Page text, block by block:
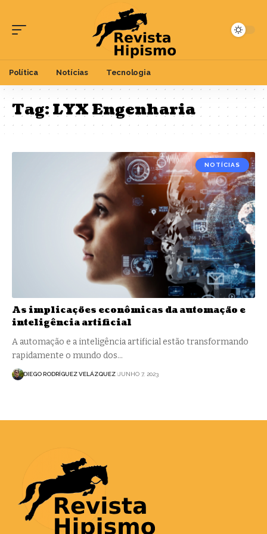
Política Notícias Tecnologia
Tag:LYX Engenharia
NOTÍCIAS
As implicações econômicas da automação e
inteligência artificial
A automação e a inteligência artificial estão transformando
rapidamente o mundo dos…
DIEGO RODRÍGUEZ VELÁZQUEZ JUNHO 7, 2023